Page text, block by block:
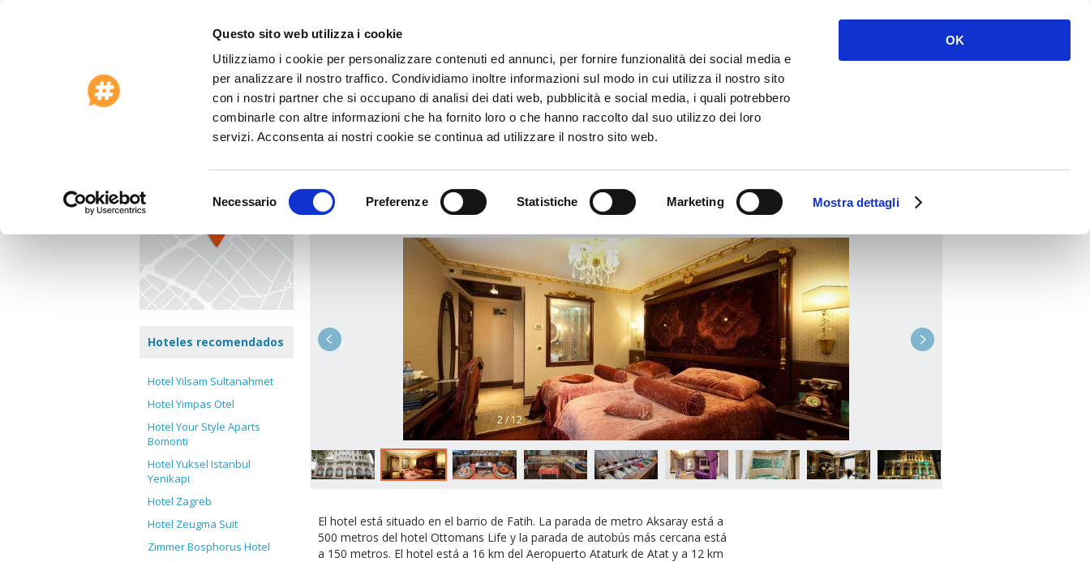
Questo sito web utilizza i cookie
Utilizziamo i cookie per personalizzare contenuti ed annunci, per fornire funzionalità dei social media e
per analizzare il nostro traffico. Condividiamo inoltre informazioni sul modo in cui utilizza il nostro sito
con i nostri partner che si occupano di analisi dei dati web, pubblicità e social media, i quali potrebbero
combinarle con altre informazioni che ha fornito loro o che hanno raccolto dal suo utilizzo dei loro
servizi. Acconsenta ai nostri cookie se continua ad utilizzare il nostro sito web.
del
Necessario Preferenze Statistiche Marketing Mostra dettagli
OK
Asistencia al cliente
Página principal> Turquía >Istanbul>Ottoman's Life Hotel Special Class
Ottoman's Life Hotel Special Class
Ir a: Info Servicios
2 / 12
El hotel está situado en el barrio de Fatih. La parada de metro Aksaray está a
500 metros del hotel Ottomans Life y la parada de autobús más cercana está
a 150 metros. El hotel está a 16 km del Aeropuerto Ataturk de Atat y a 12 km
Hoteles recomendados
Hotel Yilsam Sultanahmet
Hotel Yimpas Otel
Hotel Your Style Aparts
Bomonti
Hotel Yuksel Istanbul
Yenikapi
Hotel Zagreb
Hotel Zeugma Suit
Zimmer Bosphorus Hotel